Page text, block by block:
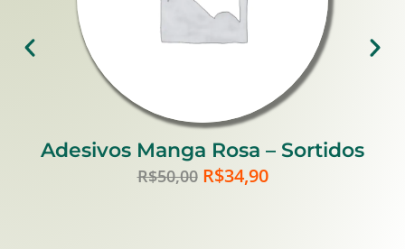
Adesivos Manga Rosa – Sortidos
R$50,00 R$34,90